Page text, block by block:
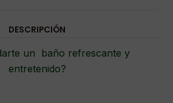
DESCRIPCIÓN
un baño refrescante y
entretenido?